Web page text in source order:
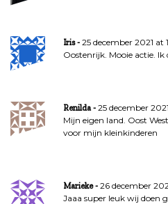
Iris
25 december 2021 at
Oostenrijk. Mooie actie.
Renilda
25 december
Mijn eigen land. Oost
voor mijn kleinkinderen
Marieke
26 december
Jaaa super leuk wij doen